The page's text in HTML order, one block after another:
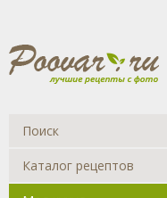
Каталог рецептов